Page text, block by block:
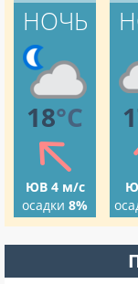
НОЧЬ
18°C
ЮВ 4 м/с
осадки 8%